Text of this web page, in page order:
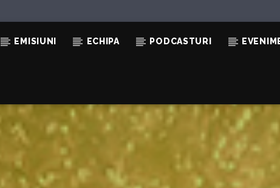
EMISIUNI ECHIPA PODCASTURI